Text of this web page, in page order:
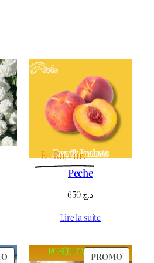
En Rupture
Peche
د.ج650
Lire la suite
PRODUIT
PROMO